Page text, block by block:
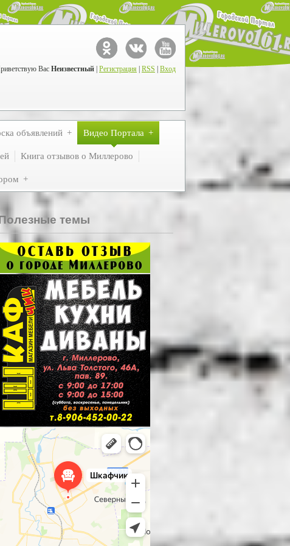
Вас Неизвестный Регистрация RSS Вход
объявлений Видео Портала
Книга отзывов о Миллерово
темы